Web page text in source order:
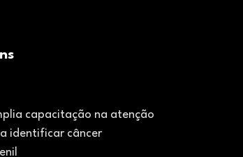
capacitação na atenção
identificar câncer